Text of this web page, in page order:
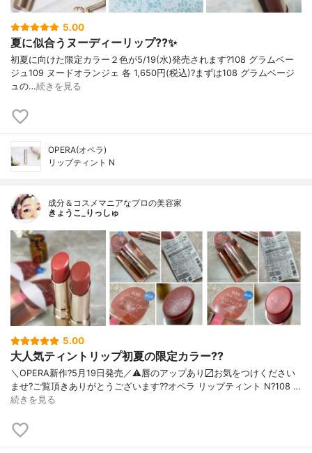
5.00
夏に似合うヌーディーリップ??✨
初夏に向けた限定カラー２色が5/19(水)発売されます?108 グラムベー
ジュ109 ヌードオランジェ 各 1,650円(税込)?まずは108 グラムベージ
ュの…続きを見る
OPERA(オペラ)
リップティント N
成分＆コスメマニアなプロの美容家
きょうこ_りっしゅ
5.00
大人気ティントリップ初夏の限定カラー??
＼OPERA新作?5月19日発売／ ⚠️唇のアップあり〼 お気をつけください
ませ? ご覧頂きありがとうございます? ?オペラ リップティント N ?108 …
続きを見る